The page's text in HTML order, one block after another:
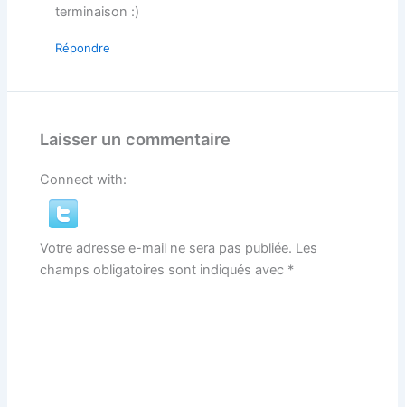
terminaison :)
Répondre
Laisser un commentaire
Connect with:
Votre adresse e-mail ne sera pas publiée. Les
champs obligatoires sont indiqués avec *